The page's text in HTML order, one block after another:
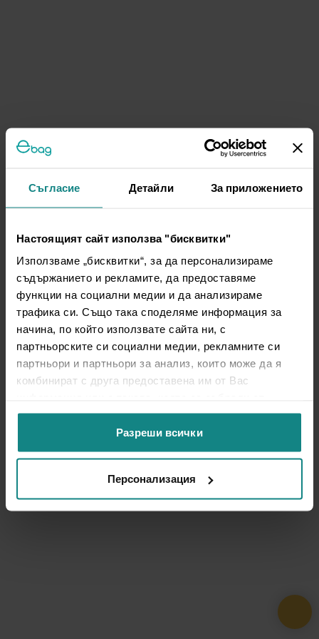
Съгласие Детайли За приложението
Настоящият сайт използва "бисквитки"
Използваме „бисквитки“, за да персонализираме
съдържанието и рекламите, да предоставяме
функции на социални медии и да анализираме
трафика си. Също така споделяме информация за
начина, по който използвате сайта ни, с
партньорските си социални медии, рекламните си
партньори и партньори за анализ, които може да я
комбинират с друга предоставена им от Вас
ползването от Ваша страна на услугите им.
Разреши всички
Персонализация